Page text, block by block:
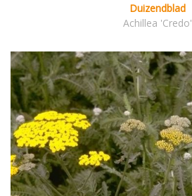
Duizendblad
Achillea 'Credo'